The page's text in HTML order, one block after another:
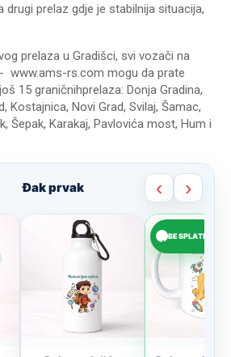
drugi prelaz gdje je stabilnija situacija,
prelaza u Gradišci, svi vozači na
www.ams-rs.com mogu da prate
15 graničnihprelaza: Donja Gradina,
Kostajnica, Novi Grad, Svilaj, Šamac,
Šepak, Karakaj, Pavlovića most, Hum i